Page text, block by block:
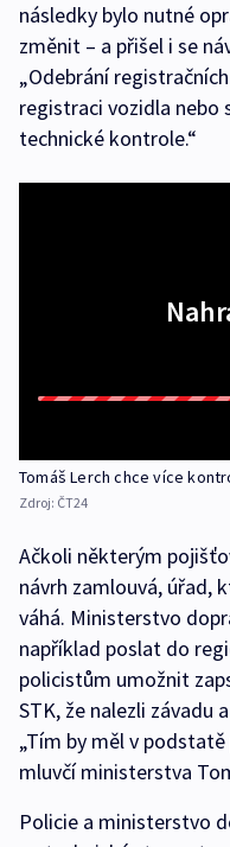
následky bylo nutné
změnit – a přišel i se
„Odebrání
registraci vozidla nebo
technické kontrole.“
Tomáš Lerch chce více
Zdroj: ČT24
Ačkoli některým
návrh zamlouvá, úřad,
váhá. Ministerstvo
například poslat do
policistům umožnit
STK, že nalezli závadu
„Tím by měl v
mluvčí ministerstva
Policie a ministerstvo